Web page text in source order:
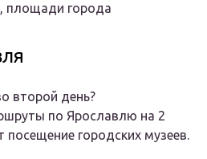
площади города
второй день?
по Ярославлю на 2
городских музеев.